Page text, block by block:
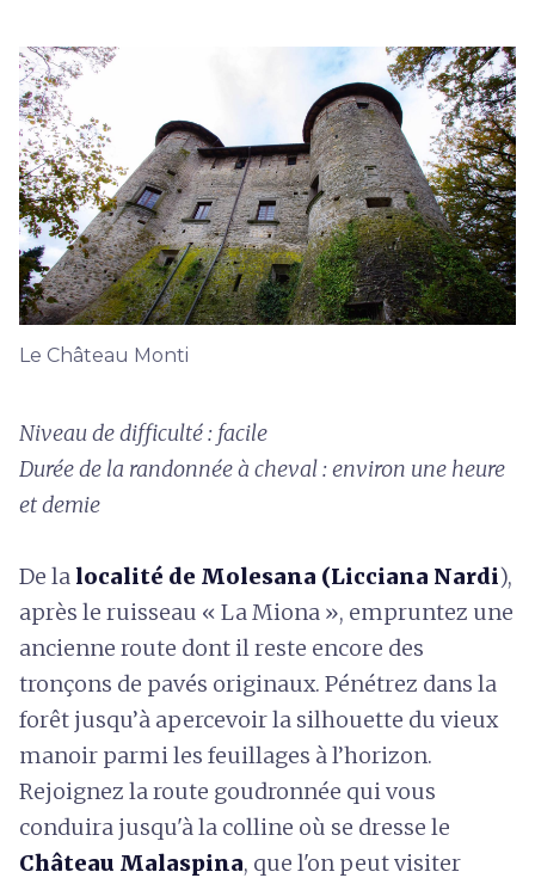
Le Château Monti
Niveau de difficulté : facile
Durée de la randonnée à cheval : environ une heure
et demie
De lalocalité de Molesana (Licciana Nardi),
après le ruisseau « La Miona », empruntez une
ancienne route dont il reste encore des
tronçons de pavés originaux. Pénétrez dans la
forêt jusqu’à apercevoir la silhouette du vieux
manoir parmi les feuillages à l’horizon.
Rejoignez la route goudronnée qui vous
conduira jusqu'à la colline où se dresse le
Château Malaspina, que l'on peut visiter